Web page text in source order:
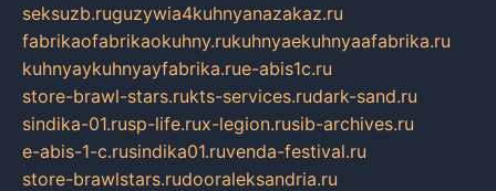
seksuzb.ruguzywia4kuhnyanazakaz.ru
fabrikaofabrikaokuhny.rukuhnyaekuhnyaafabrika.ru
kuhnyaykuhnyayfabrika.rue-abis1c.ru
store-brawl-stars.rukts-services.rudark-sand.ru
sindika-01.rusp-life.rux-legion.rusib-archives.ru
e-abis-1-c.rusindika01.ruvenda-festival.ru
store-brawlstars.rudooraleksandria.ru